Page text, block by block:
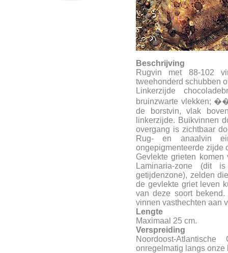
Beschrijving
Rugvin met 88-102
tweehonderd schubben
Linkerzijde
bruinzwarte vlekken;
de borstvin, vlak
linkerzijde. Buikvinnen
overgang is zichtbaar
Rug- en anaalvin
ongepigmenteerde zijde
Gevlekte grieten
Laminaria-zone (dit
getijdenzone), zelden
de gevlekte griet leven
van deze soort
vinnen vasthechten aan
Lengte
Maximaal 25 cm.
Verspreiding
Noordoost-
onregelmatig langs onze